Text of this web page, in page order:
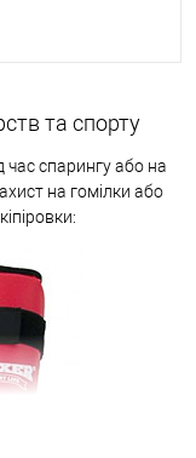
та спорту
час спарингу або на
на гомілки або